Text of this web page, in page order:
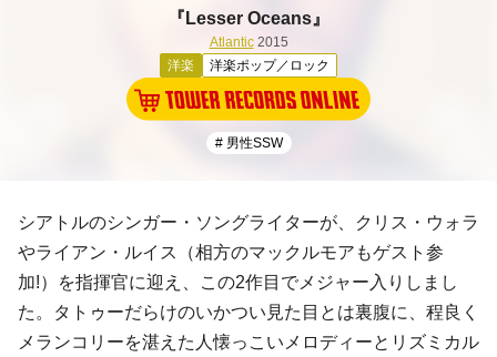
『Lesser Oceans』
Atlantic2015
洋楽
洋楽ポップ／ロック
# 男性SSW
シアトルのシンガー・ソングライターが、
クリス・ウォラ
やライアン・ルイス （相方のマックルモア もゲスト参
加!）を指揮官に迎え、この2作目でメジャー入りしまし
た。タトゥーだらけのいかつい見た目とは裏腹に、程良く
メランコリーを湛えた人懐っこいメロディーとリズミカル